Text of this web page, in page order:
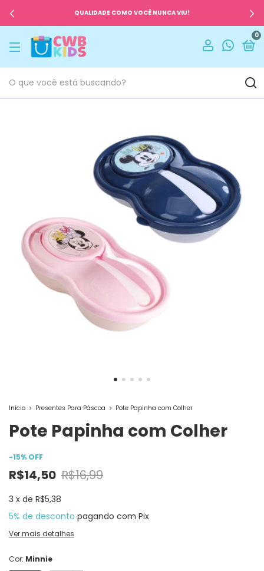
QUALIDADE COMO VOCÊ NUNCA VIU!
0
Início > Presentes Para Páscoa > Pote Papinha com Colher
Pote Papinha com Colher
-15% OFF
R$14,50 R$16,99
3 x de R$5,38
5% de desconto pagando com Pix
Ver mais detalhes
Cor: Minnie